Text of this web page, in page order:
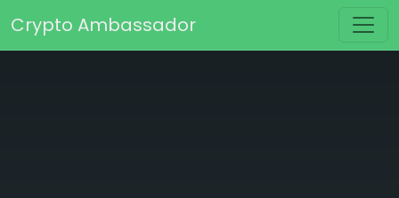
Main Navigation
Crypto Ambassador